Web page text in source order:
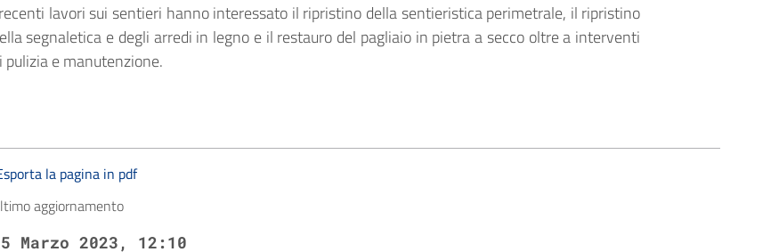
lavori sui sentieri hanno interessato il ripristino della sentieristica perimetrale, il ripristino
segnaletica e degli arredi in legno e il restauro del pagliaio in pietra a secco oltre a interventi
pulizia e manutenzione.
la pagina in pdf
aggiornamento
Marzo 2023, 12:10